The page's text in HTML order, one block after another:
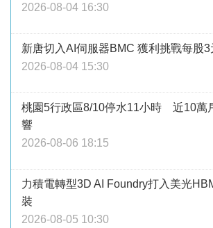
2026-08-04 16:30
新唐切入AI伺服器BMC 獲利挑戰每股3
2026-08-04 15:30
桃園5行政區8/10停水11小時 近10萬
響
2026-08-06 18:15
力積電轉型3D AI Foundry打入美光
裝
2026-08-05 10:30